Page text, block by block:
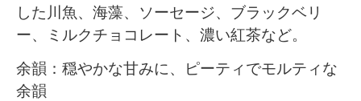
した川魚、海藻、ソーセージ、ブラックベリ
ー、ミルクチョコレート、濃い紅茶など。
余韻：穏やかな甘みに、
ピーティでモルティな
余韻